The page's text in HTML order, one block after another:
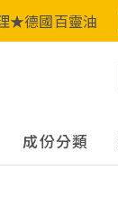
★德國百靈油
成份分類